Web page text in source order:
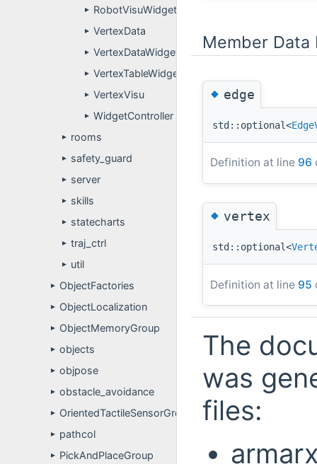
► RobotVisuWidget
► VertexData
► VertexDataWidget
► VertexTableWidget
► VertexVisu
► WidgetController
► rooms
► safety_guard
► server
► skills
► statecharts
► traj_ctrl
► util
► ObjectFactories
► ObjectLocalization
► ObjectMemoryGroup
► objects
► objpose
► obstacle_avoidance
► OrientedTactileSensorGroup
► pathcol
► PickAndPlaceGroup
Member
◆edge
std::optional<
Definition at line 96
◆vertex
std::optional<
Definition at line 95
The
was
files: